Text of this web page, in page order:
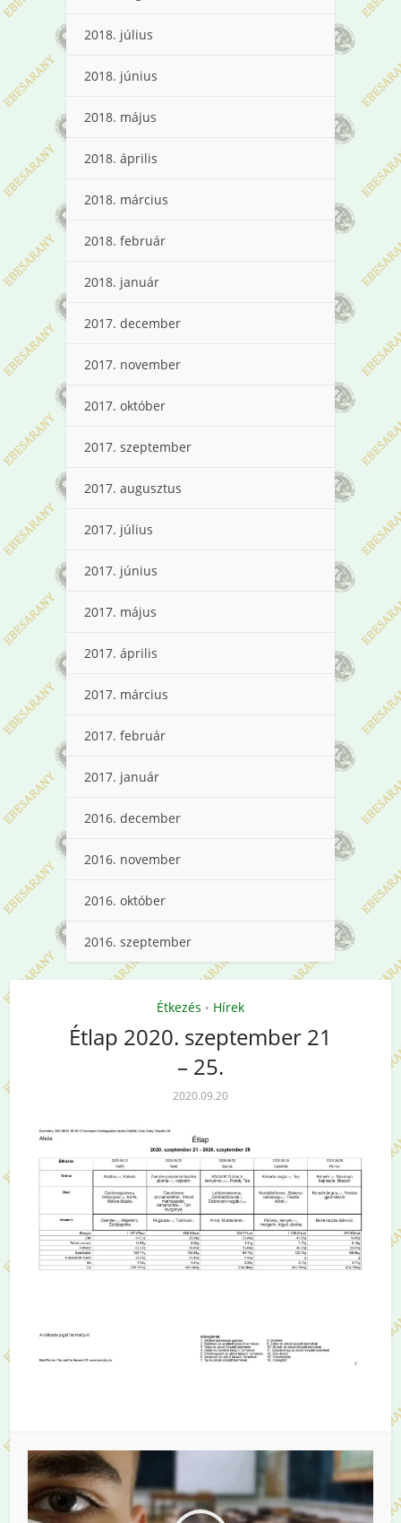
2018. július
2018. június
2018. május
2018. április
2018. március
2018. február
2018. január
2017. december
2017. november
2017. október
2017. szeptember
2017. augusztus
2017. július
2017. június
2017. május
2017. április
2017. március
2017. február
2017. január
2016. december
2016. november
2016. október
2016. szeptember
Étkezés • Hírek
Étlap 2020. szeptember 21
– 25.
2020.09.20